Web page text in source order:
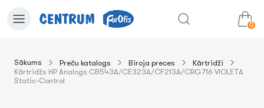
0
uz grozu Summa:0.00€
Sākums Preču katalogs Biroja preces
Kārtridži
Kārtridžs HP Analogs CB543A/CE323A/CF213A/CRG716 VIOLETA
Static-Control